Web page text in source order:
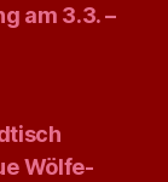
am 3.3. –
Wölfe-